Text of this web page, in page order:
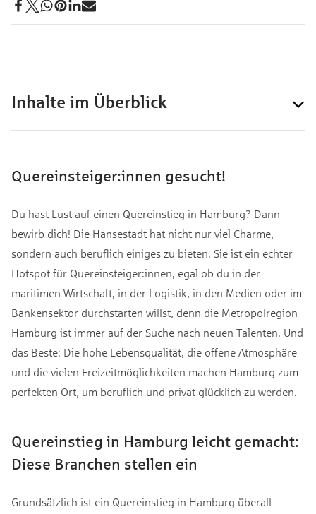
Inhalte im Überblick
Quereinsteiger:innen gesucht!
Du hast Lust auf einen Quereinstieg in Hamburg? Dann
bewirb dich! Die Hansestadt hat nicht nur viel Charme,
sondern auch beruflich einiges zu bieten. Sie ist ein echter
Hotspot für Quereinsteiger:innen, egal ob du in der
maritimen Wirtschaft, in der Logistik, in den Medien oder im
Bankensektor durchstarten willst, denn die Metropolregion
Hamburg ist immer auf der Suche nach neuen Talenten. Und
das Beste: Die hohe Lebensqualität, die offene Atmosphäre
und die vielen Freizeitmöglichkeiten machen Hamburg zum
perfekten Ort, um beruflich und privat glücklich zu werden.
Quereinstieg in Hamburg leicht gemacht:
Diese Branchen stellen ein
Grundsätzlich ist ein Quereinstieg in Hamburg überall